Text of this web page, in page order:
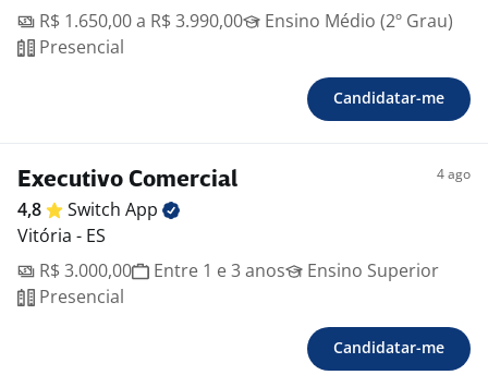
R$ 1.650,00 a R$ 3.990,00
Ensino Médio (2º Grau)
Presencial
Candidatar-me
Executivo Comercial 4 ago
4,8 Switch App
Vitória - ES
R$ 3.000,00
Entre 1 e 3 anos
Ensino Superior
Presencial
Candidatar-me